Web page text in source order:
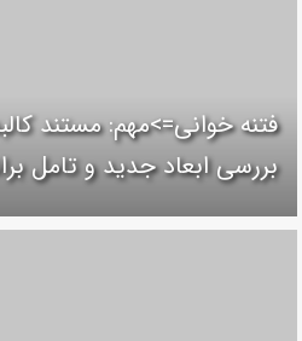
بررسی ابعاد جدید و تامل